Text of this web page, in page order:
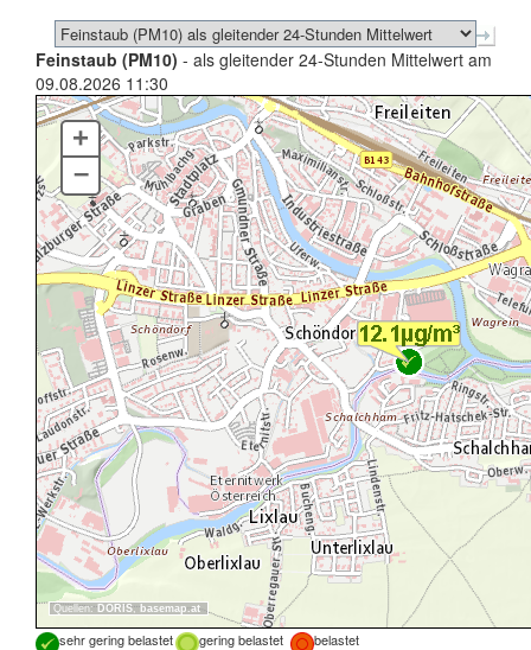
Feinstaub (PM10) - als gleitender 24-Stunden Mittelwert am
09.08.2026 11:30
Quellen: DORIS, basemap.at
+
–
sehr gering belastet gering belastet
belastet